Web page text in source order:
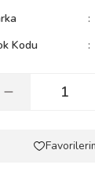
Kodu